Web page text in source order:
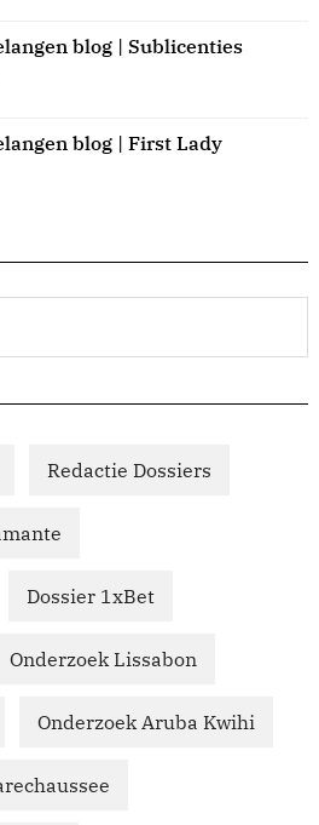
blog | Sublicenties
blog | First Lady
Redactie Dossiers
Dossier 1xBet
Onderzoek Lissabon
Onderzoek Aruba Kwihi